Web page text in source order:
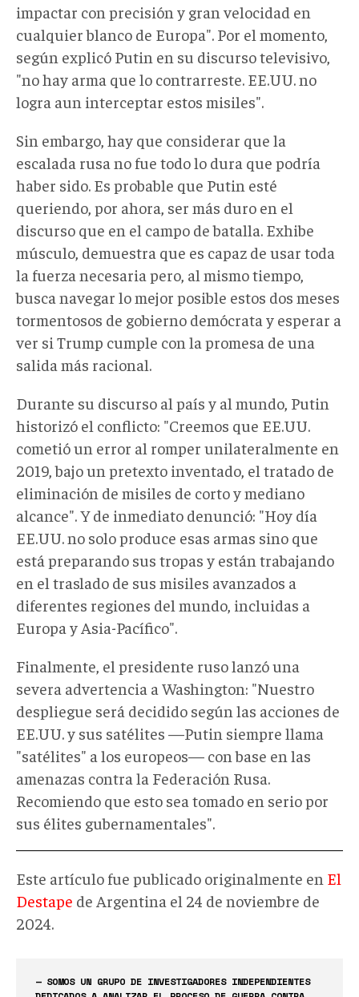
impactar con precisión y gran velocidad en
cualquier blanco de Europa". Por el momento,
según explicó Putin en su discurso televisivo,
"no hay arma que lo contrarreste. EE.UU. no
logra aun interceptar estos misiles".
Sin embargo, hay que considerar que la
escalada rusa no fue todo lo dura que podría
haber sido. Es probable que Putin esté
queriendo, por ahora, ser más duro en el
discurso que en el campo de batalla. Exhibe
músculo, demuestra que es capaz de usar toda
la fuerza necesaria pero, al mismo tiempo,
busca navegar lo mejor posible estos dos meses
tormentosos de gobierno demócrata y esperar a
ver si Trump cumple con la promesa de una
salida más racional.
Durante su discurso al país y al mundo, Putin
historizó el conflicto: "Creemos que EE.UU.
cometió un error al romper unilateralmente en
2019, bajo un pretexto inventado, el tratado de
eliminación de misiles de corto y mediano
alcance". Y de inmediato denunció: "Hoy día
EE.UU. no solo produce esas armas sino que
está preparando sus tropas y están trabajando
en el traslado de sus misiles avanzados a
diferentes regiones del mundo, incluidas a
Europa y Asia-Pacífico".
Finalmente, el presidente ruso lanzó una
severa advertencia a Washington: "Nuestro
despliegue será decidido según las acciones de
EE.UU. y sus satélites —Putin siempre llama
"satélites" a los europeos— con base en las
amenazas contra la Federación Rusa.
Recomiendo que esto sea tomado en serio por
sus élites gubernamentales".
Este artículo fue publicado originalmente en El
Destape de Argentina el 24 de noviembre de
2024.
— SOMOS UN GRUPO DE INVESTIGADORES INDEPENDIENTES